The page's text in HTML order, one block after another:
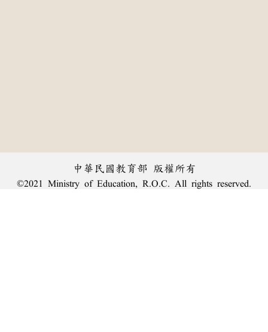
中華民國教育部 版權所有
©2021 Ministry of Education, R.O.C. All rights reserved.